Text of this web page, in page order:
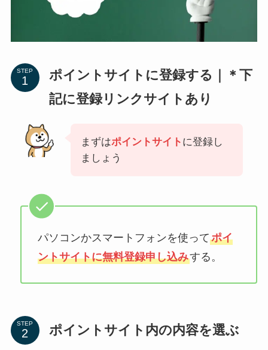
STEP
ポイントサイトに登録する｜＊下
記に登録リンクサイトあり
まずはポイントサイト に登録し
ましょう
パソコンかスマートフォンを使ってポイ
ントサイトに無料登録申し込みする。
STEP ポイントサイト内の内容を選ぶ